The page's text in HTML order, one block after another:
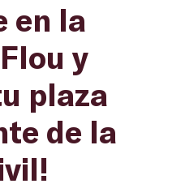
en la
y
plaza
de la